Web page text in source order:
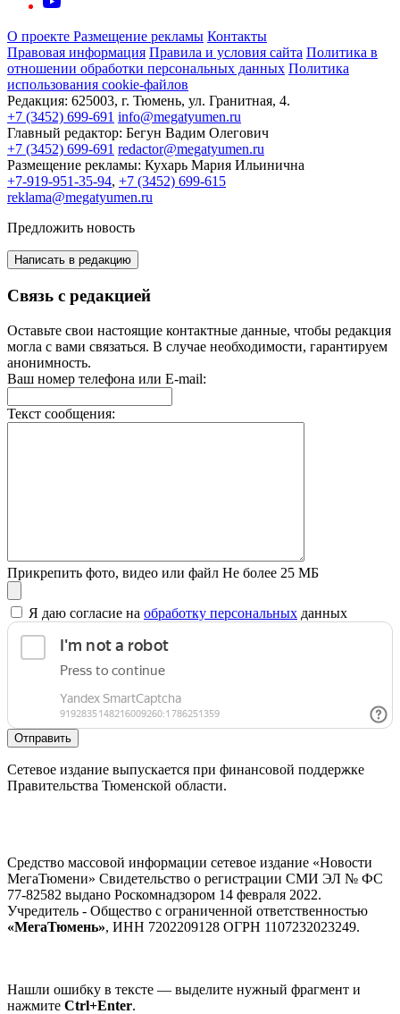
О проекте Размещение рекламы Контакты
Правовая информация Правила и условия сайта Политика в
отношении обработки персональных данных Политика
использования cookie-файлов
Редакция: 625003, г. Тюмень, ул. Гранитная, 4.
+7 (3452) 699-691 info@megatyumen.ru
Главный редактор: Бегун Вадим Олегович
+7 (3452) 699-691 redactor@megatyumen.ru
Размещение рекламы: Кухарь Мария Ильинична
+7-919-951-35-94, +7 (3452) 699-615
reklama@megatyumen.ru
Предложить новость
Написать в редакцию
Связь с редакцией
Оставьте свои настоящие контактные данные, чтобы редакция
могла с вами связаться. В случае необходимости, гарантируем
анонимность.
Ваш номер телефона или E-mail:
Текст сообщения:
Прикрепить фото, видео или файл Не более 25 МБ
Я даю согласие на обработку персональных данных
Отправить
Сетевое издание выпускается при финансовой поддержке
Правительства Тюменской области.
Средство массовой информации сетевое издание «Новости
МегаТюмени» Свидетельство о регистрации СМИ ЭЛ № ФС
77-82582 выдано Роскомнадзором 14 февраля 2022.
Учредитель - Общество с ограниченной ответственностью
«МегаТюмень», ИНН 7202209128 ОГРН 1107232023249.
Нашли ошибку в тексте — выделите нужный фрагмент и
нажмите Ctrl+Enter.